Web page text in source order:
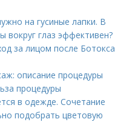
на гусиные лапки. В
вокруг глаз эффективен?
за лицом после Ботокса
описание процедуры
процедуры
в одежде. Сочетание
подобрать цветовую